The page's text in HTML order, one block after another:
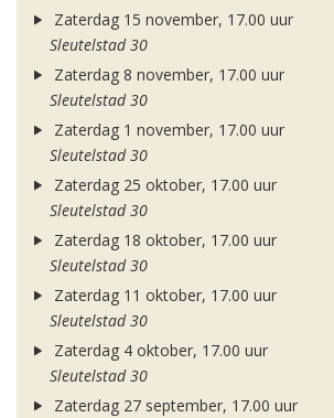
Zaterdag 15 november, 17.00 uur
Sleutelstad 30
Zaterdag 8 november, 17.00 uur
Sleutelstad 30
Zaterdag 1 november, 17.00 uur
Sleutelstad 30
Zaterdag 25 oktober, 17.00 uur
Sleutelstad 30
Zaterdag 18 oktober, 17.00 uur
Sleutelstad 30
Zaterdag 11 oktober, 17.00 uur
Sleutelstad 30
Zaterdag 4 oktober, 17.00 uur
Sleutelstad 30
Zaterdag 27 september, 17.00 uur